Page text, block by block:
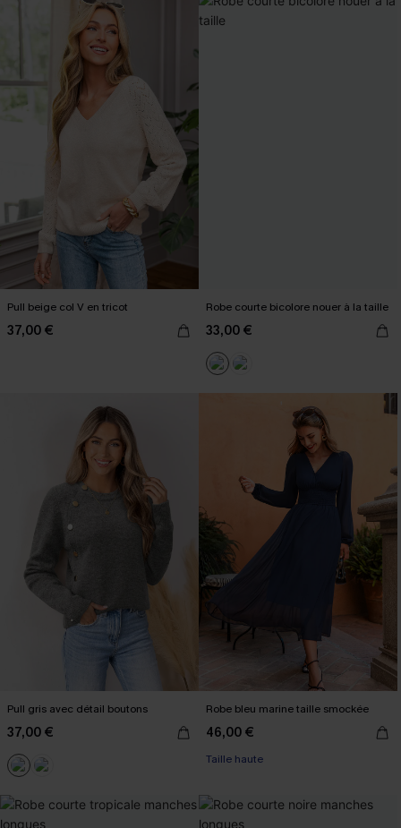
Pull beige col V en tricot
37,00 €
Robe courte bicolore nouer à la taille
33,00 €
Pull gris avec détail boutons
37,00 €
Robe bleu marine taille smockée
46,00 €
Taille haute